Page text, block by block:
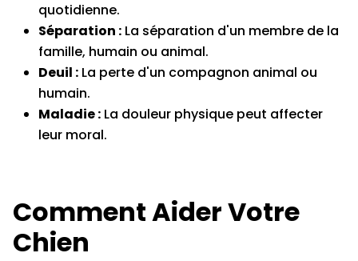
quotidienne.
Séparation : La séparation d'un membre de la
famille, humain ou animal.
Deuil : La perte d'un compagnon animal ou
humain.
Maladie : La douleur physique peut affecter
leur moral.
Comment Aider Votre
Chien